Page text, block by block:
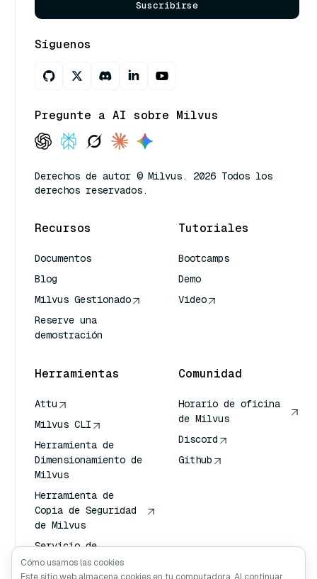
Suscribirse
Síguenos
Pregunte a AI sobre Milvus
Derechos de autor © Milvus. 2026 Todos los
derechos reservados.
Recursos
Documentos
Blog
Milvus Gestionado
Reserve una
demostración
Tutoriales
Bootcamps
Demo
Video
Herramientas
Attu
Milvus CLI
Herramienta de
Dimensionamiento de
Milvus
Herramienta de
Copia de Seguridad
de Milvus
Servicio de
Transporte de
Vectores (VTS)
Comunidad
Horario de oficina
de Milvus
Discord
Github
Cómo usamos las cookies